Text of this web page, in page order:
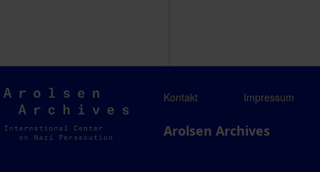
Arolsen
Archives
Kontakt Impressum
Arolsen Archives